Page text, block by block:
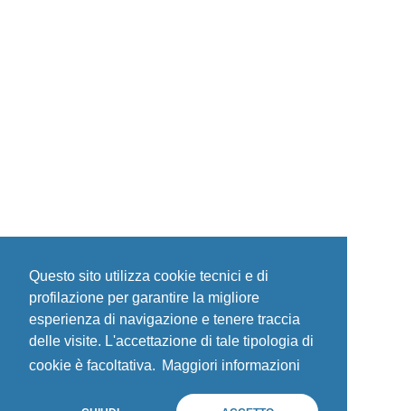
Questo sito utilizza cookie tecnici e di
profilazione per garantire la migliore
esperienza di navigazione e tenere traccia
delle visite. L'accettazione di tale tipologia di
cookie è facoltativa. Maggiori informazioni